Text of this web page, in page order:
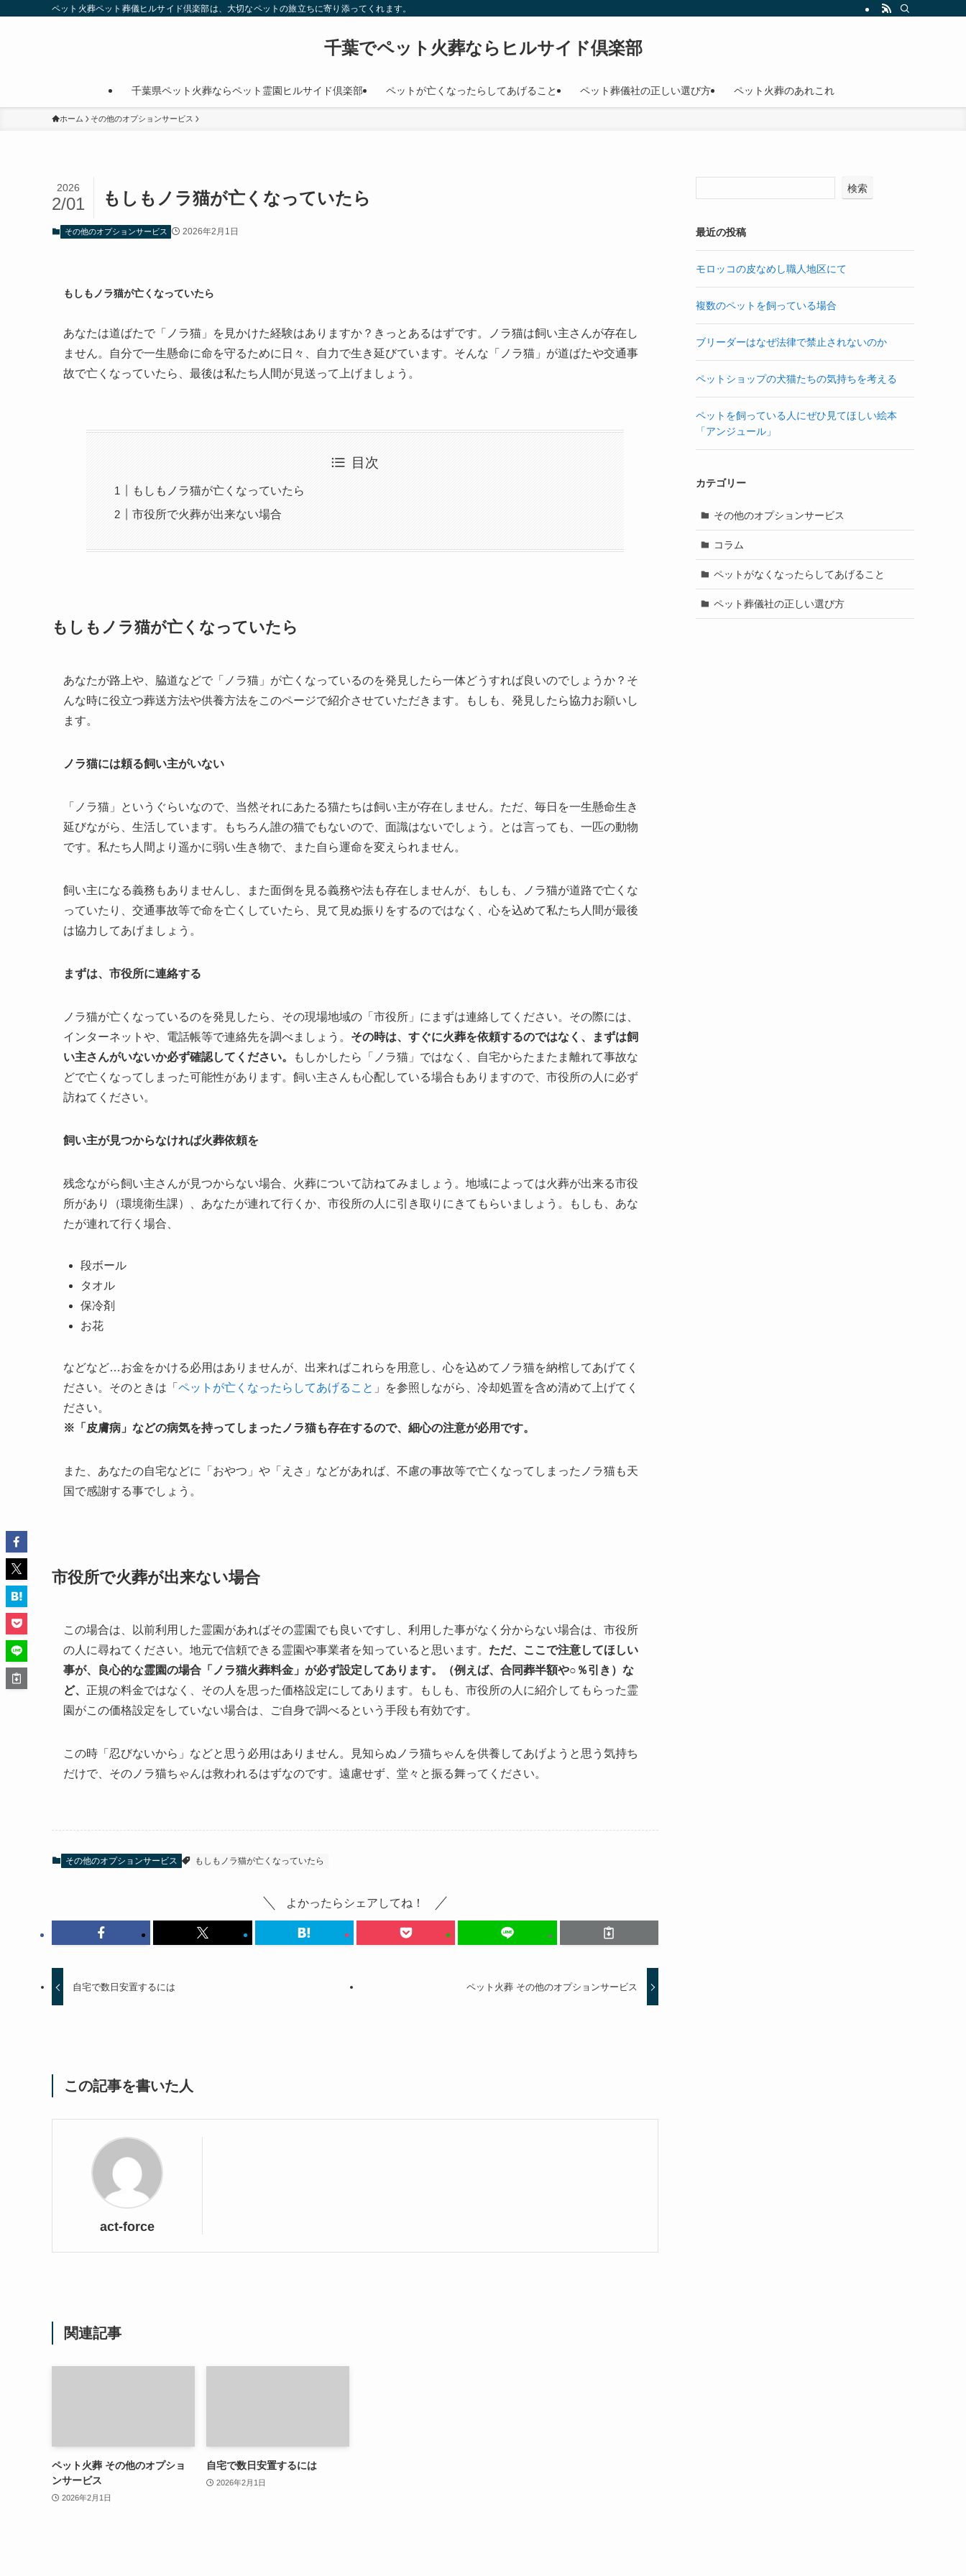
ペット火葬ペット葬儀ヒルサイド倶楽部は、大切なペットの旅立ちに寄り添ってくれます。
千葉でペット火葬ならヒルサイド倶楽部
千葉県ペット火葬ならペット霊園ヒルサイド倶楽部 ペットが亡くなったらしてあげること ペット葬儀社の正しい選び方 ペット火葬のあれこれ
ホーム その他のオプションサービス
もしもノラ猫が亡くなっていたら
2026
2/01
その他のオプションサービス 2026年2月1日
もしもノラ猫が亡くなっていたら
あなたは道ばたで「ノラ猫」を見かけた経験はありますか？きっとあるはずです。ノラ猫は飼い主さんが存在し
ません。自分で一生懸命に命を守るために日々、自力で生き延びています。そんな「ノラ猫」が道ばたや交通事
故で亡くなっていたら、最後は私たち人間が見送って上げましょう。
目次
もしもノラ猫が亡くなっていたら
市役所で火葬が出来ない場合
もしもノラ猫が亡くなっていたら
あなたが路上や、脇道などで「ノラ猫」が亡くなっているのを発見したら一体どうすれば良いのでしょうか？そ
んな時に役立つ葬送方法や供養方法をこのページで紹介させていただきます。もしも、発見したら協力お願いし
ます。
ノラ猫には頼る飼い主がいない
「ノラ猫」というぐらいなので、当然それにあたる猫たちは飼い主が存在しません。ただ、毎日を一生懸命生き
延びながら、生活しています。もちろん誰の猫でもないので、面識はないでしょう。とは言っても、一匹の動物
です。私たち人間より遥かに弱い生き物で、また自ら運命を変えられません。
飼い主になる義務もありませんし、また面倒を見る義務や法も存在しませんが、もしも、ノラ猫が道路で亡くな
っていたり、交通事故等で命を亡くしていたら、見て見ぬ振りをするのではなく、心を込めて私たち人間が最後
は協力してあげましょう。
まずは、市役所に連絡する
ノラ猫が亡くなっているのを発見したら、その現場地域の「市役所」にまずは連絡してください。その際には、
インターネットや、電話帳等で連絡先を調べましょう。 その時は、すぐに火葬を依頼するのではなく、まずは飼
い主さんがいないか必ず確認してください。
もしかしたら「ノラ猫」ではなく、自宅からたまたま離れて事故な
どで亡くなってしまった可能性があります。飼い主さんも心配している場合もありますので、市役所の人に必ず
訪ねてください。
飼い主が見つからなければ火葬依頼を
残念ながら飼い主さんが見つからない場合、火葬について訪ねてみましょう。地域によっては火葬が出来る市役
所があり（環境衛生課）、あなたが連れて行くか、市役所の人に引き取りにきてもらいましょう。もしも、あな
たが連れて行く場合、
段ボール
タオル
保冷剤
お花
などなど…お金をかける必用はありませんが、出来ればこれらを用意し、心を込めてノラ猫を納棺してあげてく
ださい。そのときは「 ペットが亡くなったらしてあげること 」を参照しながら、冷却処置を含め清めて上げてく
ださい。
※「皮膚病」などの病気を持ってしまったノラ猫も存在するので、細心の注意が必用です。
また、あなたの自宅などに「おやつ」や「えさ」などがあれば、不慮の事故等で亡くなってしまったノラ猫も天
国で感謝する事でしょう。
市役所で火葬が出来ない場合
この場合は、以前利用した霊園があればその霊園でも良いですし、利用した事がなく分からない場合は、市役所
の人に尋ねてください。地元で信頼できる霊園や事業者を知っていると思います。 ただ、ここで注意してほしい
事が、良心的な霊園の場合「ノラ猫火葬料金」が必ず設定してあります。（例えば、合同葬半額や○％引き）な
ど、 正規の料金ではなく、その人を思った価格設定にしてあります。もしも、市役所の人に紹介してもらった霊
園がこの価格設定をしていない場合は、ご自身で調べるという手段も有効です。
この時「忍びないから」などと思う必用はありません。見知らぬノラ猫ちゃんを供養してあげようと思う気持ち
だけで、そのノラ猫ちゃんは救われるはずなのです。遠慮せず、堂々と振る舞ってください。
その他のオプションサービス もしもノラ猫が亡くなっていたら
よかったらシェアしてね！
自宅で数日安置するには ペット火葬 その他のオプションサービス
この記事を書いた人
act-force
関連記事
ペット火葬 その他のオプショ
ンサービス
2026年2月1日
自宅で数日安置するには
2026年2月1日
検索
最近の投稿
モロッコの皮なめし職人地区にて
複数のペットを飼っている場合
ブリーダーはなぜ法律で禁止されないのか
ペットショップの犬猫たちの気持ちを考える
ペットを飼っている人にぜひ見てほしい絵本
「アンジュール」
カテゴリー
その他のオプションサービス
コラム
ペットがなくなったらしてあげること
ペット葬儀社の正しい選び方